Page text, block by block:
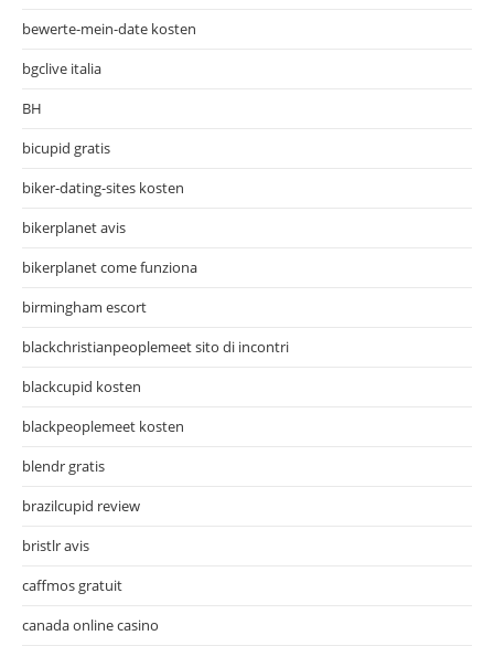
bewerte-mein-date kosten
bgclive italia
BH
bicupid gratis
biker-dating-sites kosten
bikerplanet avis
bikerplanet come funziona
birmingham escort
blackchristianpeoplemeet sito di incontri
blackcupid kosten
blackpeoplemeet kosten
blendr gratis
brazilcupid review
bristlr avis
caffmos gratuit
canada online casino